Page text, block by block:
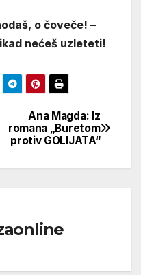
o čoveče! –
nećeš uzleteti!
Ana Magda: Iz
romana „Buretom
protiv GOLIJATA“